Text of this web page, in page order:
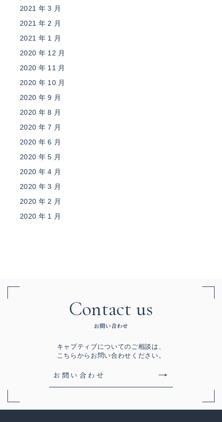
2021 年 3 月
2021 年 2 月
2021 年 1 月
2020 年 12 月
2020 年 11 月
2020 年 10 月
2020 年 9 月
2020 年 8 月
2020 年 7 月
2020 年 6 月
2020 年 5 月
2020 年 4 月
2020 年 3 月
2020 年 2 月
2020 年 1 月
Contact us
お問い合わせ
キャプティブについてのご相談は、
こちらからお問い合わせください。
お問い合わせ